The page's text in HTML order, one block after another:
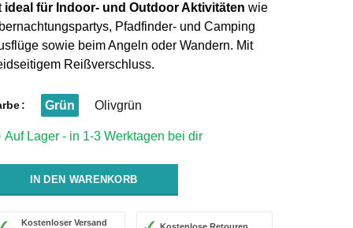
ideal für Indoor- und Outdoor Aktivitäten wie
Pfadfinder- und Camping
sowie beim Angeln oder Wandern. Mit
Reißverschluss.
Grün Olivgrün
Auf Lager - in 1-3 Werktagen bei dir
IN DEN WARENKORB
Kostenloser Versand